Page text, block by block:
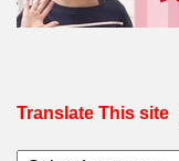
Translate This site